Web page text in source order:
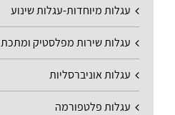
עגלות מיוחדות-עגלות שינוע
עגלות שירות מפלסטיק ומתכת
עגלות אוניברסליות
עגלות פלטפורמה